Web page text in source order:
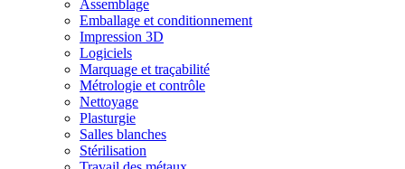
Assemblage
Emballage et conditionnement
Impression 3D
Logiciels
Marquage et traçabilité
Métrologie et contrôle
Nettoyage
Plasturgie
Salles blanches
Stérilisation